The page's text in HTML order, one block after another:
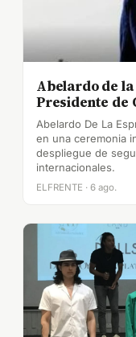
Abelardo de
Presidente de
Abelardo De La
en una ceremonia
despliegue de
internacionales.
ELFRENTE · 6 ago.